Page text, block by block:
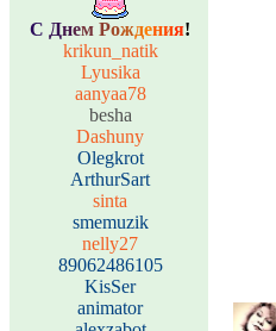
С Днем Рождения!
krikun_natik
Lyusika
aanyaa78
besha
Dashuny
Olegkrot
ArthurSart
sinta
smemuzik
nelly27
89062486105
KisSer
animator